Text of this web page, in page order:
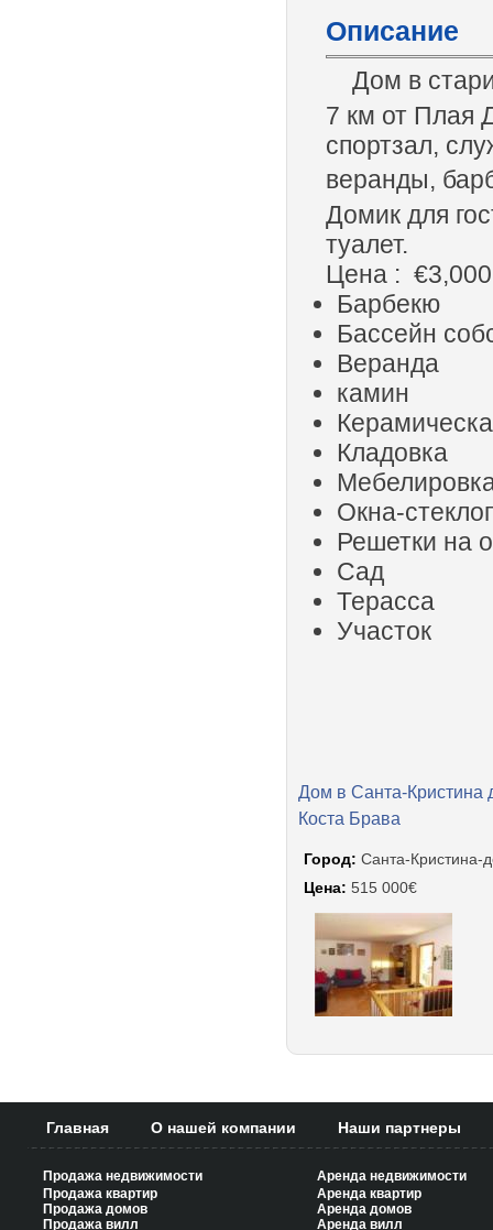
Описание
Дом в
7 км от Плая
спортзал,
веранды,
Домик для
туалет.
Цена :
Барбекю
Бассейн
Веранда
камин
Кладовка
Окна-
Решетки на
Сад
Терасса
Участок
Дом в Санта-Кристина
Коста Брава
Город: Санта-Кристина-
Цена: 515 000€
Главная О нашей компании Наши партнеры
Продажа недвижимости
Продажа квартир
Продажа домов
Продажа вилл
Аренда недвижимости
Аренда квартир
Аренда домов
Аренда вилл